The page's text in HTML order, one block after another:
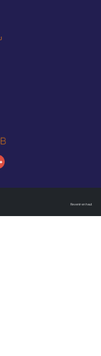
Revenir en haut